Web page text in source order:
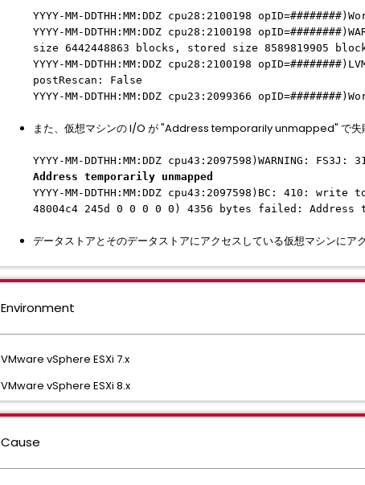
YYYY-MM-DDTHH:MM:DDZ cpu28:2100198
YYYY-MM-DDTHH:MM:DDZ cpu28:2100198
size 6442448863 blocks, stored size 8589819905
YYYY-MM-DDTHH:MM:DDZ cpu28:2100198
postRescan: False
YYYY-MM-DDTHH:MM:DDZ cpu23:2099366
また、仮想マシンの I/O が "Address temporarily unmapped" で失
YYYY-MM-DDTHH:MM:DDZ
Address temporarily unmapped
YYYY-MM-DDTHH:MM:DDZ cpu43:2097598)BC: 410:
48004c4 245d 0 0 0 0 0) 4356 bytes failed: Address
データストアとそのデータストアにアクセスしている仮想マシンにア
Environment
VMware vSphere ESXi 7.x
VMware vSphere ESXi 8.x
Cause